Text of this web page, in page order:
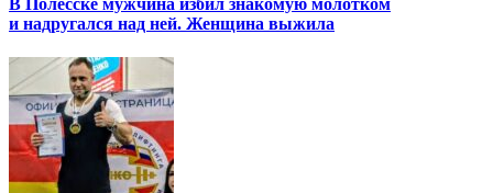
и надругался над ней. Женщина выжила